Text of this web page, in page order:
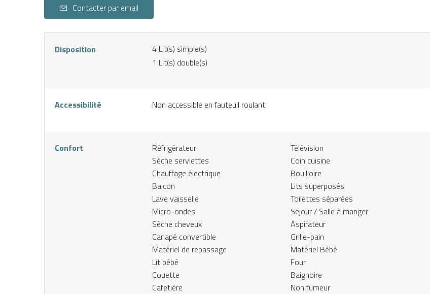
Contacter par email
Disposition 4 Lit(s) simple(s)
1 Lit(s) double(s)
Accessibilité Non accessible en fauteuil roulant
Confort
Réfrigérateur
Sèche serviettes
Chauffage électrique
Balcon
Lave vaisselle
Micro-ondes
Sèche cheveux
Canapé convertible
Matériel de repassage
Lit bébé
Couette
Cafetière
Télévision
Coin cuisine
Bouilloire
Lits superposés
Toilettes séparées
Séjour / Salle à manger
Aspirateur
Grille-pain
Matériel Bébé
Four
Baignoire
Non fumeur